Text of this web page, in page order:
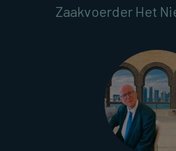
Zaakvoerder Het